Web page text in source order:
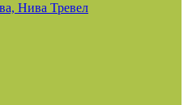
Нива Тревел